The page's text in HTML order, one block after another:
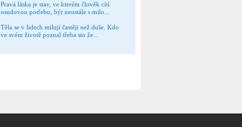
Pravá láska je stav, ve kterém člověk cítí
osudovou potřebu, být neustále s milo...
Těla se v lidech milují častěji než duše. Kdo
ve svém životě poznal třeba sto že...